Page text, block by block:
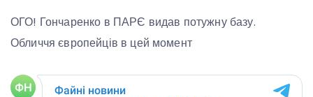
ОГО! Гончаренко в ПАРЄ видав потужну базу.
Обличчя європейців в цей момент